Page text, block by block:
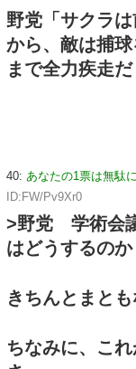
野党「サクラ
から、敵は捕
まで全力疾走
40: あなたの1票は無駄
ID:FW/Pv9Xr0
>野党 学術会
はどうするのか
きちんとまと
ちなみに、こ